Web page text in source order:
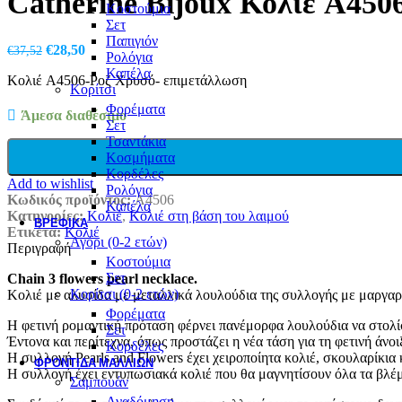
Κοστούμια
Σετ
Παπιγιόν
Ρολόγια
Καπέλα
Κορίτσι
Φορέματα
Σετ
Τσαντάκια
Κοσμήματα
Κορδέλες
Ρολόγια
Καπέλα
ΒΡΕΦΙΚΆ
Αγόρι (0-2 ετών)
Κοστούμια
Σετ
Κορίτσι (0-2 ετών)
Φορέματα
Σετ
Κορδέλες
ΦΡΟΝΤΙΔΑ ΜΑΛΛΙΩΝ
Σαμπουάν
€37,52 Original
was:
€37,52.
€28,50Η
τρέχουσα
τιμή
είναι:
€28,50.
Κολιέ A4506-Ροζ Χρυσό- επιμετάλλωση
Άμεσα διαθέσιμο
Add to wishlist
Κωδικός προϊόντος:A4506
Κατηγορίες: Κολιέ, Κολιέ στη βάση του λαιμού
Ετικέτα: Κολιέ
Περιγραφή
Chain 3 flowers pearl necklace.
Κολιέ με αλυσίδα με μεταλλικά λουλούδια της συλλογής με
Η φετινή ρομαντική πρόταση φέρνει πανέμορφα λουλούδια να
Έντονα και περίτεχνα, όπως προστάζει η νέα τάση για τη φετινή
Η συλλογή Pearls and Flowers έχει χειροποίητα κολιέ,
Η συλλογή έχει εντυπωσιακά κολιέ που θα μαγνητίσουν όλα τα